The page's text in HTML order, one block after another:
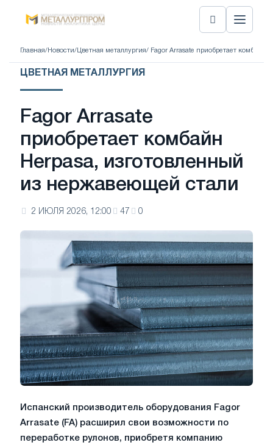
Главная/ Новости/ Цветная металлургия/ Fagor Arrasate приобретает комбайн
ЦВЕТНАЯ МЕТАЛЛУРГИЯ
Fagor Arrasate
приобретает комбайн
Herpasa, изготовленный
из нержавеющей стали
2 ИЮЛЯ 2026, 12:00 47 0
Испанский производитель оборудования Fagor
Arrasate (FA) расширил свои возможности по
переработке рулонов, приобретя компанию